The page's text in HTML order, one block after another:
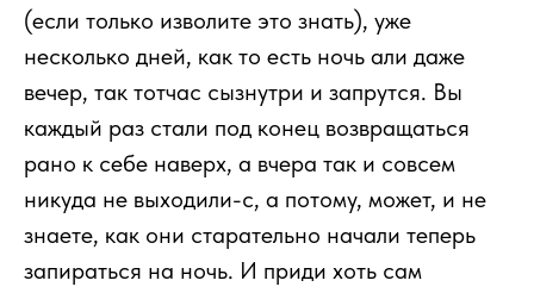
(если только изволите это знать), уже
несколько дней, как то есть ночь али даже
вечер, так тотчас сызнутри и запрутся. Вы
каждый раз стали под конец возвращаться
рано к себе наверх, а вчера так и совсем
никуда не выходили-с, а потому, может, и не
знаете, как они старательно начали теперь
запираться на ночь. И приди хоть сам